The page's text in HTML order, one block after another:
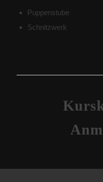
Puppenstube
Schnitzwerk